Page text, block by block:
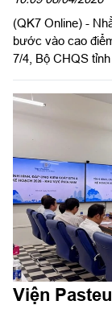
(QK7 Online) -
bước vào cao
7/4, Bộ CHQS
đảm vệ sinh an
Viện